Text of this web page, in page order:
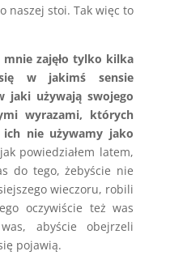
naszej stoi. Tak więc to
mnie zajęło tylko kilka
w jakimś sensie
jaki używają swojego
wyrazami, których
nie używamy jako
powiedziałem latem,
do tego, żebyście nie
wieczoru, robili
oczywiście też was
abyście obejrzeli
pojawią.